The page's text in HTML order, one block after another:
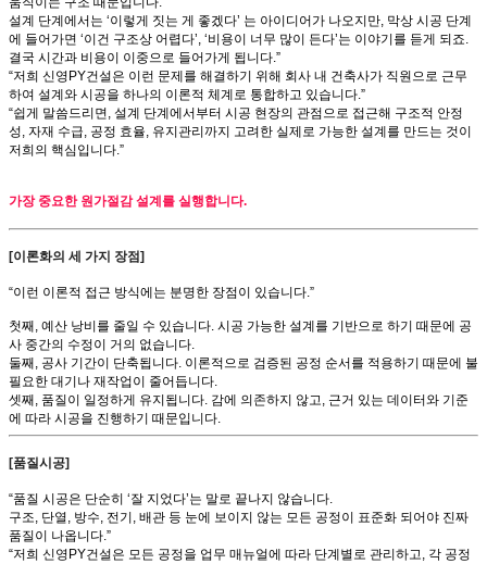
설계 단계에서는 ‘이렇게 짓는 게 좋겠다’ 는 아이디어가 나오지만, 막상 시공 단계
에 들어가면 ‘이건 구조상 어렵다’, ‘비용이 너무 많이 든다’는 이야기를 듣게 되죠.
결국 시간과 비용이 이중으로 들어가게 됩니다.”
“저희 신영PY건설은 이런 문제를 해결하기 위해 회사 내 건축사가 직원으로 근무
하여 설계와 시공을 하나의 이론적 체계로 통합하고 있습니다.”
“쉽게 말씀드리면, 설계 단계에서부터 시공 현장의 관점으로 접근해 구조적 안정
성, 자재 수급, 공정 효율, 유지관리까지 고려한 실제로 가능한 설계를 만드는 것이
저희의 핵심입니다.”
가장 중요한 원가절감 설계를 실행합니다.
[이론화의 세 가지 장점]
“이런 이론적 접근 방식에는 분명한 장점이 있습니다.”
첫째, 예산 낭비를 줄일 수 있습니다. 시공 가능한 설계를 기반으로 하기 때문에 공
사 중간의 수정이 거의 없습니다.
둘째, 공사 기간이 단축됩니다. 이론적으로 검증된 공정 순서를 적용하기 때문에 불
필요한 대기나 재작업이 줄어듭니다.
셋째, 품질이 일정하게 유지됩니다. 감에 의존하지 않고, 근거 있는 데이터와 기준
에 따라 시공을 진행하기 때문입니다.
[품질시공]
“품질 시공은 단순히 ‘잘 지었다’는 말로 끝나지 않습니다.
구조, 단열, 방수, 전기, 배관 등 눈에 보이지 않는 모든 공정이 표준화 되어야 진짜
품질이 나옵니다.”
“저희 신영PY건설은 모든 공정을 업무 매뉴얼에 따라 단계별로 관리하고, 각 공정